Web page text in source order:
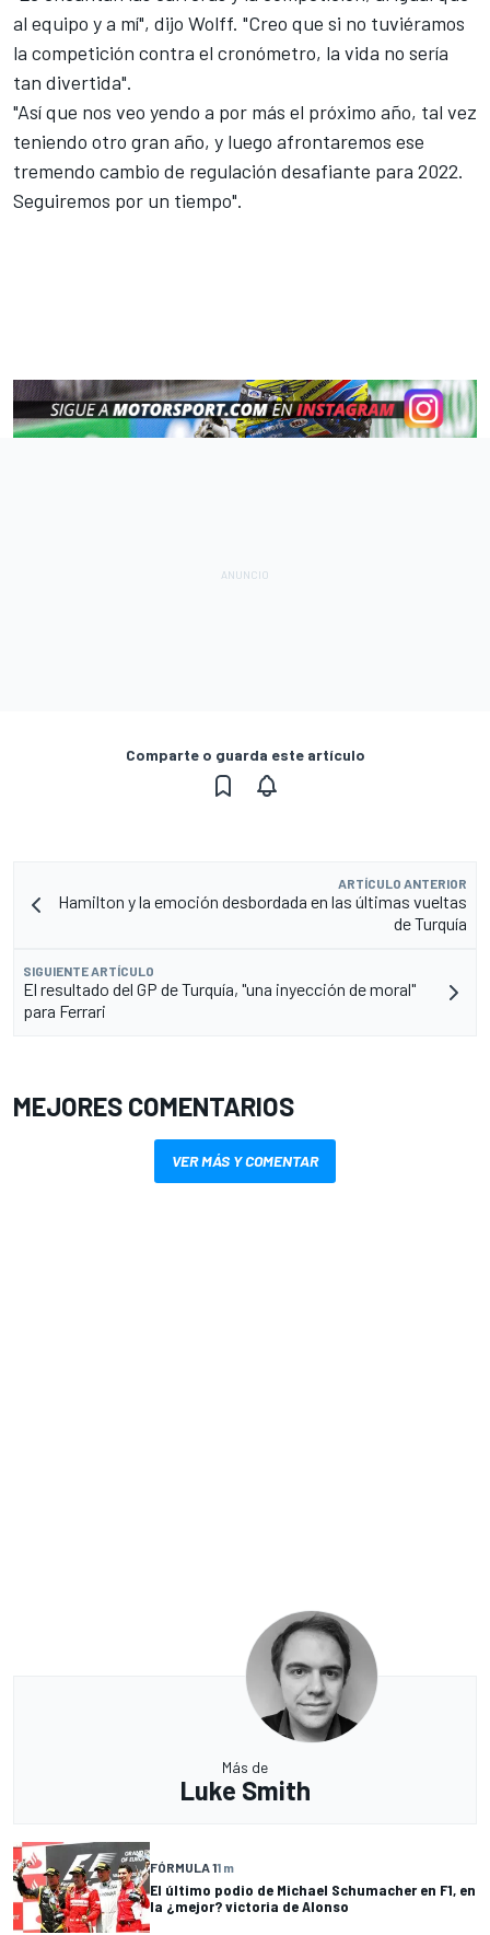
al equipo y a mí", dijo Wolff. "Creo que si no tuviéramos
la competición contra el cronómetro, la vida no sería
tan divertida".
"Así que nos veo yendo a por más el próximo año, tal vez
teniendo otro gran año, y luego afrontaremos ese
tremendo cambio de regulación desafiante para 2022.
Seguiremos por un tiempo".
Comparte o guarda este artículo
ARTÍCULO ANTERIOR
Hamilton y la emoción desbordada en las últimas vueltas
de Turquía
SIGUIENTE ARTÍCULO
El resultado del GP de Turquía, "una inyección de moral"
para Ferrari
MEJORES COMENTARIOS
VER MÁS Y COMENTAR
Más de
Luke Smith
FÓRMULA 11 m
El último podio de Michael Schumacher en F1, en
la ¿mejor? victoria de Alonso